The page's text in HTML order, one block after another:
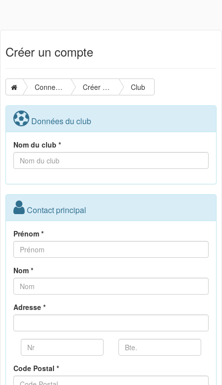
Créer un compte
Connexion Créer un compte Club
Données du club
Nom du club *
Contact principal
Prénom *
Nom *
Adresse *
Code Postal *